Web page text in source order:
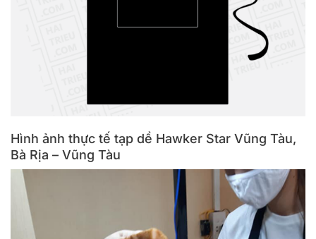
Hình ảnh thực tế tạp dề Hawker Star Vũng Tàu,
Bà Rịa – Vũng Tàu